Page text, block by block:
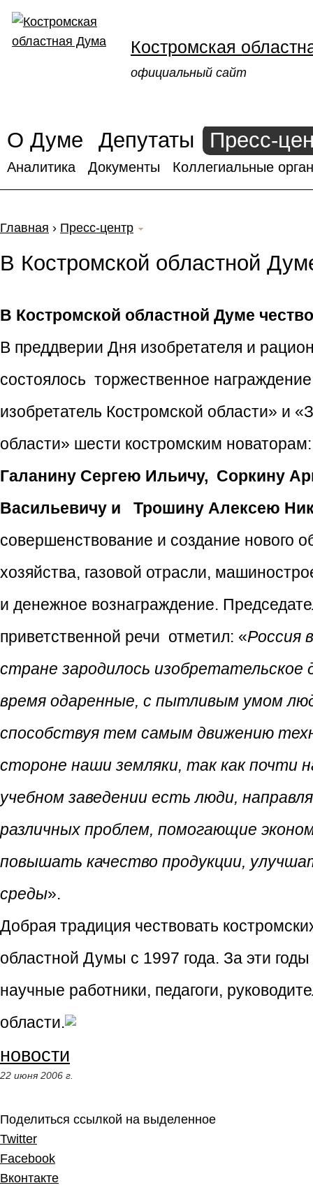
Костромская
официальный сайт
О Думе Депутаты Пресс-
Аналитика Документы Коллегиальные
Главная › Пресс-центр
В Костромской областной
В Костромской областной Думе
В преддверии Дня изобретателя и
состоялось торжественное
изобретатель Костромской области» и
области» шести костромским
Галанину Сергею Ильичу, Соркину
Васильевичу и
Трошину Алексею
совершенствование и создание нового
хозяйства, газовой отрасли,
и денежное вознаграждение.
приветственной речи отметил: «Россия
стране зародилось изобретательское
время одаренные, с пытливым умом
способствуя тем самым движению
стороне наши земляки, так как почти
учебном заведении есть люди,
различных проблем, помогающие
повышать качество продукции,
среды».
Добрая традиция чествовать
областной Думы с 1997 года. За эти
научные работники, педагоги,
области.
новости
22 июня 2006 г.
Поделиться ссылкой на выделенное
Twitter
Facebook
Вконтакте